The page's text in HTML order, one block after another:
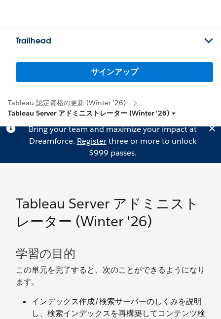
Trailhead
サインアップ
Tableau 認定資格の更新 (Winter '26)
Tableau Server アドミニストレーター (Winter '26)
Bring your team and maximize your impact at
Dreamforce. Registerthree or more to unlock
$999 passes.
Tableau Server アドミニスト
レーター (Winter '26)
学習の目的
この単元を完了すると、次のことができるようになり
ます。
インデックス作成/検索サーバーのしくみを説明
し、検索インデックスを再構築してコンテンツ検